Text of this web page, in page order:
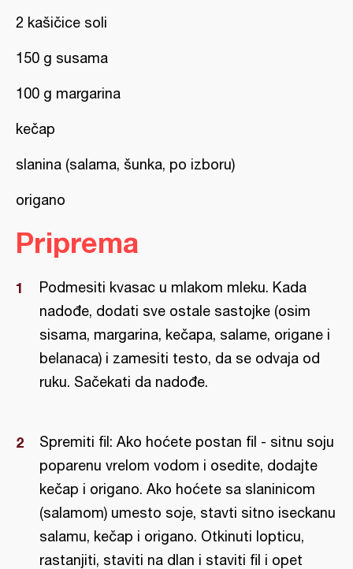
2 kašičice soli
150 g susama
100 g margarina
kečap
slanina (salama, šunka, po izboru)
origano
Priprema
Podmesiti kvasac u mlakom mleku. Kada
nadođe, dodati sve ostale sastojke (osim
sisama, margarina, kečapa, salame, origane i
belanaca) i zamesiti testo, da se odvaja od
ruku. Sačekati da nadođe.
Spremiti fil: Ako hoćete postan fil - sitnu soju
poparenu vrelom vodom i osedite, dodajte
kečap i origano. Ako hoćete sa slaninicom
(salamom) umesto soje, stavti sitno iseckanu
salamu, kečap i origano. Otkinuti lopticu,
rastanjiti, staviti na dlan i staviti fil i opet